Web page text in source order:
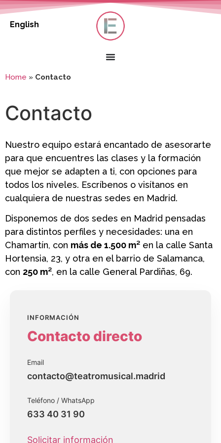
English
Home » Contacto
Contacto
Nuestro equipo estará encantado de asesorarte
para que encuentres las clases y la formación
que mejor se adapten a ti, con opciones para
todos los niveles. Escríbenos o visítanos en
cualquiera de nuestras sedes en Madrid.
Disponemos de dos sedes en Madrid pensadas
para distintos perfiles y necesidades: una en
Chamartín, con más de 1.500 m² en la calle Santa
Hortensia, 23, y otra en el barrio de Salamanca,
con 250 m², en la calle General Pardiñas, 69.
INFORMACIÓN
Contacto directo
Email
contacto@teatromusical.madrid
Teléfono / WhatsApp
633 40 31 90
Solicitar información